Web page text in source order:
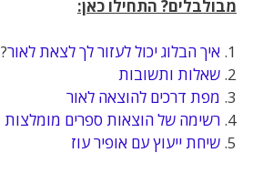
מבולבלים? התחילו כאן:
1. איך הבלוג יכול לעזור לך לצאת לאור?
2. שאלות ותשובות
3. מפת דרכים להוצאה לאור
4. רשימה של הוצאות ספרים מומלצות
5. שיחת ייעוץ עם אופיר עוז